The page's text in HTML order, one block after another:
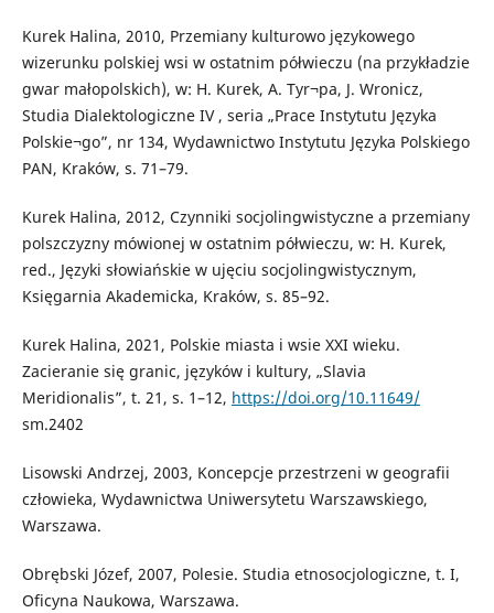
Kurek Halina, 2010, Przemiany kulturowo językowego
wizerunku polskiej wsi w ostatnim półwieczu (na przykładzie
gwar małopolskich), w: H. Kurek, A. Tyr¬pa, J. Wronicz,
Studia Dialektologiczne IV , seria „Prace Instytutu Języka
Polskie¬go”, nr 134, Wydawnictwo Instytutu Języka Polskiego
PAN, Kraków, s. 71–79.
Kurek Halina, 2012, Czynniki socjolingwistyczne a przemiany
polszczyzny mówionej w ostatnim półwieczu, w: H. Kurek,
red., Języki słowiańskie w ujęciu socjolingwistycznym,
Księgarnia Akademicka, Kraków, s. 85–92.
Kurek Halina, 2021, Polskie miasta i wsie XXI wieku.
Zacieranie się granic, języków i kultury, „Slavia
Meridionalis”, t. 21, s. 1–12, https://doi.org/10.11649/
sm.2402
Lisowski Andrzej, 2003, Koncepcje przestrzeni w geografii
człowieka, Wydawnictwa Uniwersytetu Warszawskiego,
Warszawa.
Obrębski Józef, 2007, Polesie. Studia etnosocjologiczne, t. I,
Oficyna Naukowa, Warszawa.